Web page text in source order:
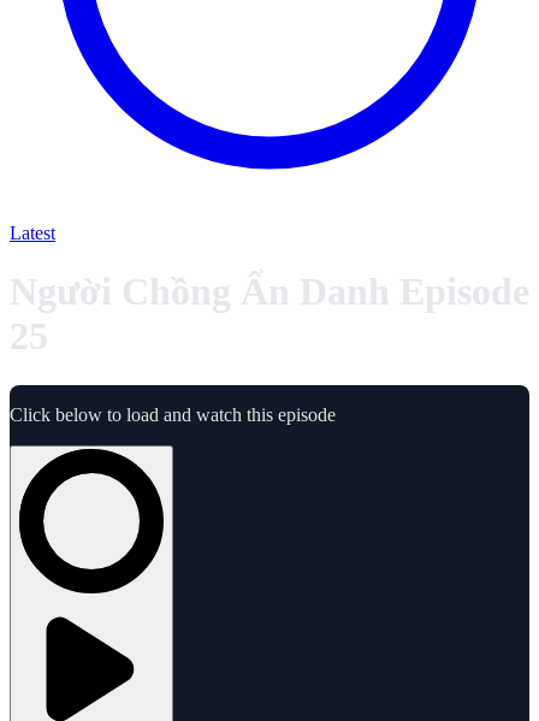
Latest
Người Chồng Ẩn Danh Episode
25
Click below to load and watch this episode